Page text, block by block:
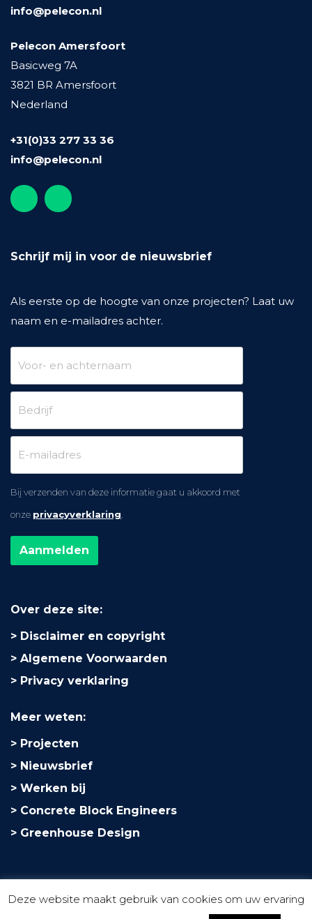
info@pelecon.nl
Pelecon Amersfoort
Basicweg 7A
3821 BR Amersfoort
Nederland
+31(0)33 277 33 36
info@pelecon.nl
Schrijf mij in voor de nieuwsbrief
Als eerste op de hoogte van onze projecten? Laat uw
naam en e-mailadres achter.
Bij verzenden van deze informatie gaat u akkoord met
onze privacyverklaring
Over deze site:
Disclaimer en copyright
Algemene Voorwaarden
Privacy verklaring
Meer weten:
Projecten
Nieuwsbrief
Werken bij
Concrete Block Engineers
Greenhouse Design
Deze website maakt gebruik van cookies om uw ervaring